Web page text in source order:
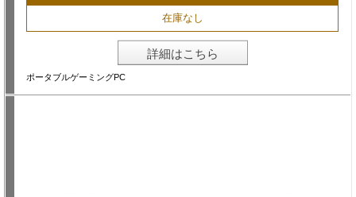
在庫なし
詳細はこちら
ポータブルゲーミングPC